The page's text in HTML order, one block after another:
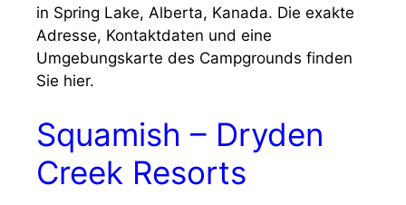
in Spring Lake, Alberta, Kanada. Die exakte
Adresse, Kontaktdaten und eine
Umgebungskarte des Campgrounds finden
Sie hier.
Squamish – Dryden
Creek Resorts